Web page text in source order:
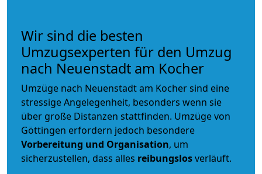
Wir sind die besten
Umzugsexperten für den Umzug
nach Neuenstadt am Kocher
Umzüge nach Neuenstadt am Kocher sind eine
stressige Angelegenheit, besonders wenn sie
über große Distanzen stattfinden. Umzüge von
Göttingen erfordern jedoch besondere
Vorbereitung und Organisation, um
sicherzustellen, dass alles reibungslosverläuft.